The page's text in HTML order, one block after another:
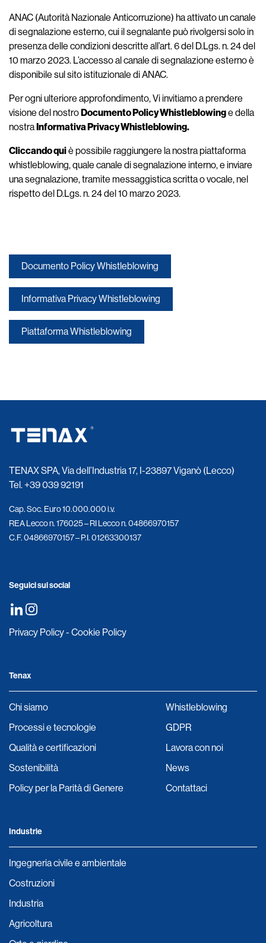
ANAC (Autorità Nazionale Anticorruzione) ha attivato un canale
di segnalazione esterno, cui il segnalante può rivolgersi solo in
presenza delle condizioni descritte all’art. 6 del D.Lgs. n. 24 del
10 marzo 2023. L’accesso al canale di segnalazione esterno è
disponibile sul sito istituzionale di ANAC.
Per ogni ulteriore approfondimento, Vi invitiamo a prendere
visione del nostroDocumento Policy Whistleblowinge della
nostraInformativa Privacy Whistleblowing.
Cliccando quiè possibile raggiungere la nostra piattaforma
whistleblowing, quale canale di segnalazione interno, e inviare
una segnalazione, tramite messaggistica scritta o vocale, nel
rispetto del D.Lgs. n. 24 del 10 marzo 2023.
Documento Policy Whistleblowing
Informativa Privacy Whistleblowing
Piattaforma Whistleblowing
TENAX SPA, Via dell’Industria 17, I-23897 Viganò (Lecco)
Tel.+39 039 92191
Cap. Soc. Euro 10.000.000 i.v.
REA Lecco n. 176025 – RI Lecco n. 04866970157
C.F. 04866970157 – P.I. 01263300137
Seguici sui social
Privacy Policy- Cookie Policy
Tenax
Chi siamo
Processi e tecnologie
Qualità e certificazioni
Sostenibilità
Policy per la Parità di Genere
Whistleblowing
GDPR
Lavora con noi
News
Contattaci
Industrie
Ingegneria civile e ambientale
Costruzioni
Industria
Agricoltura